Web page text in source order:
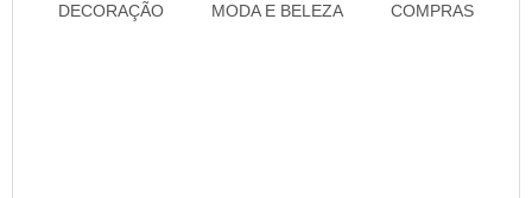
DECORAÇÃO MODA E BELEZA COMPRAS